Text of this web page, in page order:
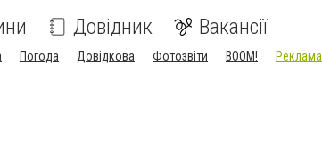
Довідник Вакансії
Погода Довідкова Фотозвіти BOOM! Реклама